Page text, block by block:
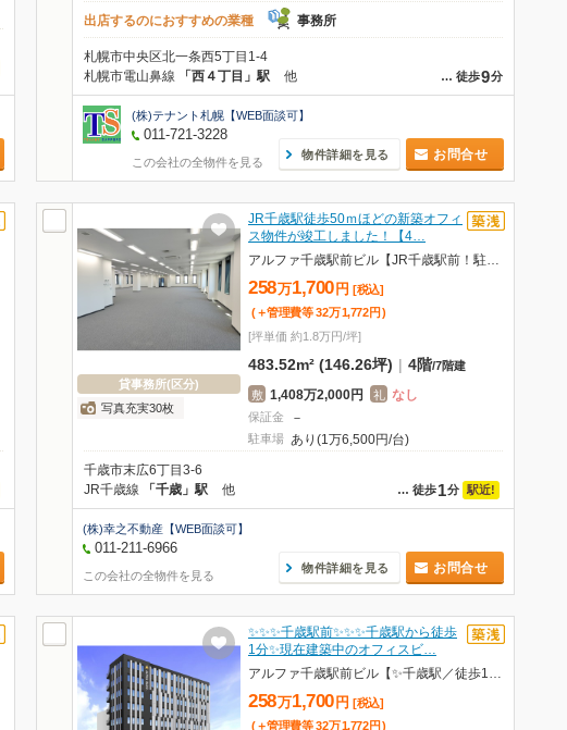
出店するのにおすすめの業種
事務所
札幌市中央区北一条西5丁目1-4
… 徒歩9分
札幌市電山鼻線 「西４丁目」駅 他
(株)テナント札幌【WEB面談可】
011-721-3228
この会社の全物件を見る
物件詳細を見る お問合せ
貸事務所(区分)
写真充実30枚
JR千歳駅徒歩50ｍほどの新築オフィ
ス物件が竣工しました！【4…
アルファ千歳駅前ビル【JR千歳駅前！駐車場契約可】
258万1,700 円 [税込]
(＋管理費等 32万1,772 円 )
[坪単価 約1.8万円/坪]
483.52m² (146.26坪) | 4階/7階建
敷 1,408万2,000円 礼 なし
保証金 －
駐車場 あり(1万6,500円/台)
千歳市末広6丁目3-6
… 徒歩1分 駅近!
JR千歳線 「千歳」駅 他
(株)幸之不動産【WEB面談可】
011-211-6966
この会社の全物件を見る
物件詳細を見る お問合せ
✨✨✨千歳駅前✨✨✨千歳駅から徒歩
1分✨現在建築中のオフィスビ…
アルファ千歳駅前ビル【✨千歳駅／徒歩1分✨】
258万1,700 円 [税込]
(＋管理費等 32万1,772 円 )